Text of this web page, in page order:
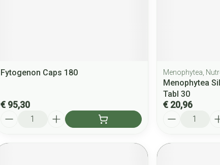
Fytogenon Caps 180
€ 95,30
Menophytea,
Menophytea
Tabl 30
€ 20,96